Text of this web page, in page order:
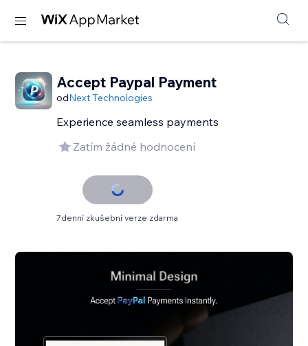
Accept Paypal Payment
odNext Technologies
Experience seamless payments
Zatím žádné hodnocení
7denní zkušební verze zdarma